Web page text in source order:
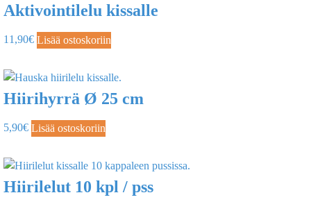
Aktivointilelu kissalle
11,90€ Lisää ostoskoriin
Hiirihyrrä Ø 25 cm
5,90€ Lisää ostoskoriin
Hiirilelut 10 kpl / pss